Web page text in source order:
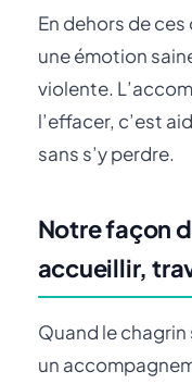
En dehors de
une émotion
violente.
l’effacer, c’est
sans s’y perdre.
Notre façon
accueillir,
Quand le chagrin
un